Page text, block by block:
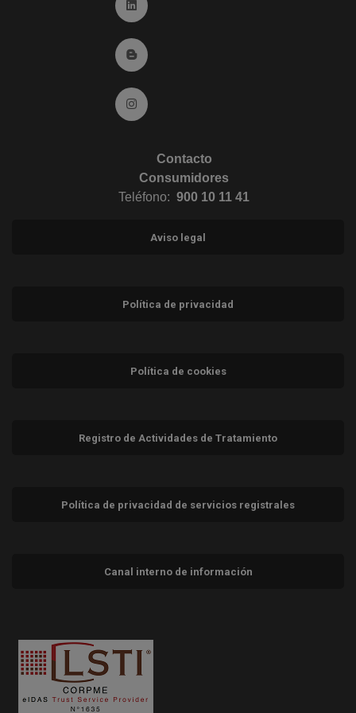
Ir a Linkedin (abre en ventana nueva)
Ir al Blog (abre en ventana nueva)
Ir a Instagram (abre en ventana nueva)
Contacto
Consumidores
Teléfono: 900 10 11 41
Aviso legal
Política de privacidad
Política de cookies
Registro de Actividades de Tratamiento
Política de privacidad de servicios registrales
Canal interno de información